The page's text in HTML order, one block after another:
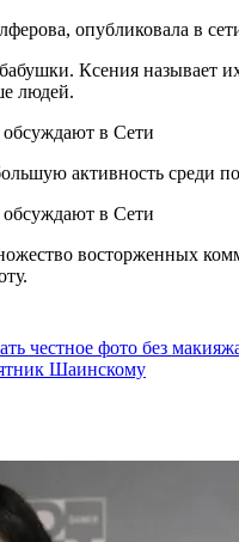
опубликовала в
Ксения
людей.
активность среди
восторженных
честное фото без
Шаинскому